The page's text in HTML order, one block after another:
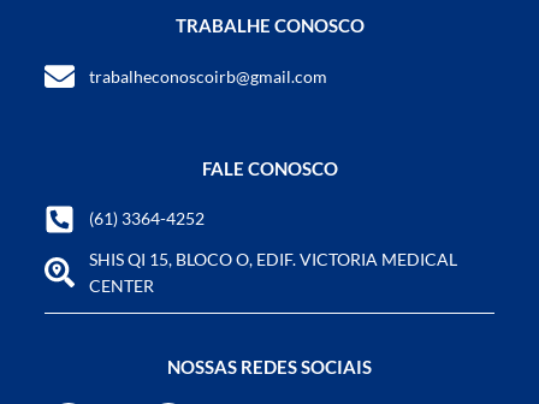
TRABALHE CONOSCO
trabalheconoscoirb@gmail.com
FALE CONOSCO
(61) 3364-4252
SHIS QI 15, BLOCO O, EDIF. VICTORIA MEDICAL
CENTER
NOSSAS REDES SOCIAIS